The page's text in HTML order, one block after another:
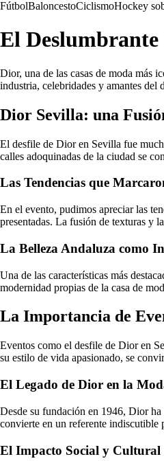
FútbolBaloncestoCiclismoHockey
El Deslumbrante
Dior, una de las casas de moda más
industria, celebridades y amantes del
Dior Sevilla: una
El desfile de Dior en Sevilla fue
calles adoquinadas de la ciudad se
Las Tendencias que
En el evento, pudimos apreciar las
presentadas. La fusión de texturas y
La Belleza Andaluza como
Una de las características más
modernidad propias de la casa de
La Importancia de
Eventos como el desfile de Dior en
su estilo de vida apasionado, se
El Legado de Dior en la
Desde su fundación en 1946, Dior ha
convierte en un referente indiscutible
El Impacto Social y Cultural